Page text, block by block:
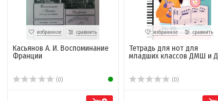
избранное сравнить
Касьянов А. И. Воспоминание
Франции
(0)
избранное сравнить
Тетрадь для нот для
младших классов ДМШ и
(0)